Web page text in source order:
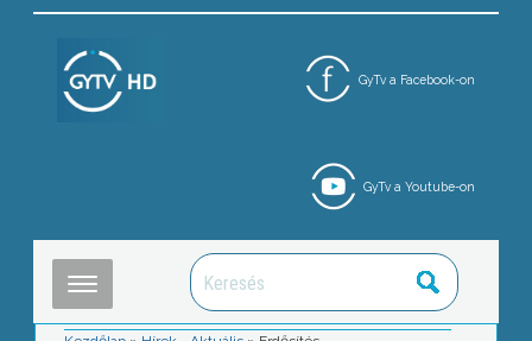
GyTv a Facebook-on
GyTv a Youtube-on